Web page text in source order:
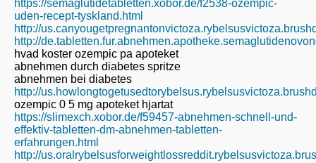
https://semaglutidetabletten.xobor.de/f2538-ozempic-
uden-recept-tyskland.html
http://
http://
hvad koster ozempic pa apoteket
abnehmen durch diabetes spritze
abnehmen bei diabetes
http://
ozempic 0 5 mg apoteket hjartat
https://slimexch.xobor.de/f59457-abnehmen-schnell-und-
effektiv-tabletten-dm-abnehmen-tabletten-
erfahrungen.html
http://